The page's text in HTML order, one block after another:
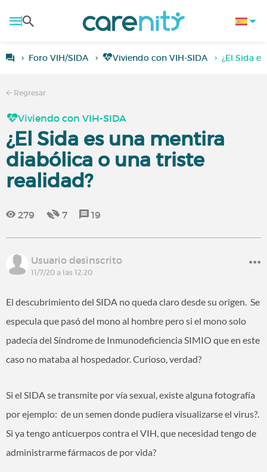
Foro VIH/SIDA Viviendo con VIH-SIDA ¿El Sida
Regresar
Viviendo con VIH-SIDA
¿El Sida es una mentira
diabólica o una triste
realidad?
279 7 19
Usuario desinscrito
11/7/20 a las 12:20
El descubrimiento del SIDA no queda claro desde su origen. Se
especula que pasó del mono al hombre pero si el mono solo
padecía del Síndrome de Inmunodeficiencia SIMIO que en este
caso no mataba al hospedador. Curioso, verdad?
Si el SIDA se transmite por vía sexual, existe alguna fotografía
por ejemplo: de un semen donde pudiera visualizarse el virus?.
Si ya tengo anticuerpos contra el VIH, que necesidad tengo de
administrarme fármacos de por vida?